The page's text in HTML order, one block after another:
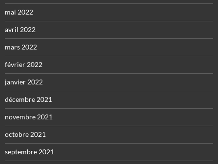
mai 2022
avril 2022
mars 2022
février 2022
janvier 2022
décembre 2021
novembre 2021
octobre 2021
septembre 2021